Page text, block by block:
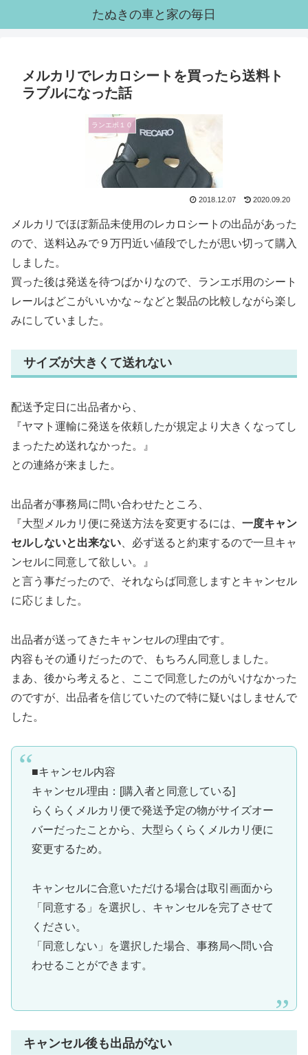
たぬきの車と家の毎日
メルカリでレカロシートを買ったら送料ト
ラブルになった話
ランエボ１０
2018.12.07 2020.09.20
メルカリでほぼ新品未使用のレカロシートの出品があった
ので、送料込みで９万円近い値段でしたが思い切って購入
しました。
買った後は発送を待つばかりなので、ランエボ用のシート
レールはどこがいいかな～などと製品の比較しながら楽し
みにしていました。
サイズが大きくて送れない
配送予定日に出品者から、
『ヤマト運輸に発送を依頼したが規定より大きくなってし
まったため送れなかった。』
との連絡が来ました。
出品者が事務局に問い合わせたところ、
『大型メルカリ便に発送方法を変更するには、 一度キャン
セルしないと出来ない 、必ず送ると約束するので一旦キャ
ンセルに同意して欲しい。』
と言う事だったので、それならば同意しますとキャンセル
に応じました。
出品者が送ってきたキャンセルの理由です。
内容もその通りだったので、もちろん同意しました。
まあ、後から考えると、ここで同意したのがいけなかった
のですが、出品者を信じていたので特に疑いはしませんで
した。
■キャンセル内容
キャンセル理由：[購入者と同意している]
らくらくメルカリ便で発送予定の物がサイズオー
バーだったことから、大型らくらくメルカリ便に
変更するため。
キャンセルに合意いただける場合は取引画面から
「同意する」を選択し、キャンセルを完了させて
ください。
「同意しない」を選択した場合、事務局へ問い合
わせることができます。
キャンセル後も出品がない